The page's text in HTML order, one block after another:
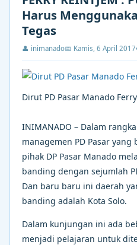
Harus
Tegas
👤 inimanado📅 Kamis, 6 April 2017
Dirut PD Pasar Manado
INIMANADO – Dalam
managemen PD Pasar
pihak DP Pasar Manado
banding dengan sejumlah
Dan baru baru ini daerah
banding adalah Kota Solo.
Dalam kunjungan ini ada
menjadi pelajaran untuk